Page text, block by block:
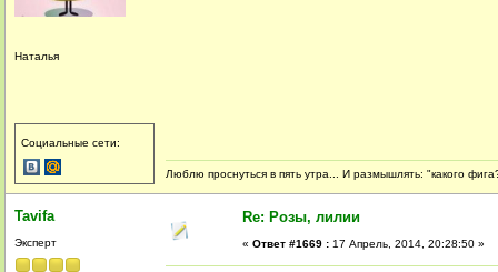
Наталья
Социальные сети:
Люблю проснуться в пять утра... И размышлять: "какого
Tavifa
Эксперт
Re: Розы, лилии
« Ответ #1669 : 17 Апрель, 2014, 20:28:50 »